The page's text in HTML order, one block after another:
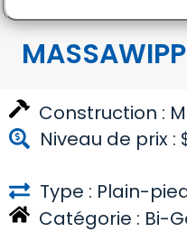
Construction :
Niveau de prix :
Type : Plain-
Catégorie : Bi-